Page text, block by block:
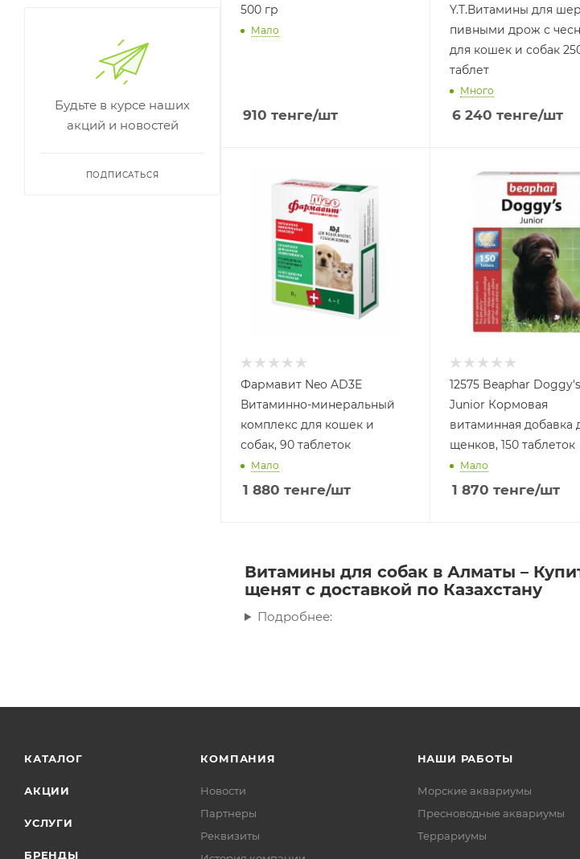
500 гр
Мало
910 тенге/шт
Y.T.Витамины для
пивными дрож с
для кошек и собак
таблет
Много
6 240 тенге/шт
Фармавит Neo AD3E
Витаминно-минеральный
комплекс для кошек и
собак, 90 таблеток
Мало
1 880 тенге/шт
12575 Beaphar Doggy's
Junior Кормовая
витаминная добавка
щенков, 150 таблеток
Мало
1 870 тенге/шт
Витамины для собак в Алматы –
щенят с доставкой по Казахстану
Подробнее:
Будьте в курсе наших
акций и новостей
ПОДПИСАТЬСЯ
КАТАЛОГ
АКЦИИ
УСЛУГИ
БРЕНДЫ
КОМПАНИЯ
Новости
Партнеры
Реквизиты
НАШИ РАБОТЫ
Морские аквариумы
Пресноводные аквариумы
Террариумы